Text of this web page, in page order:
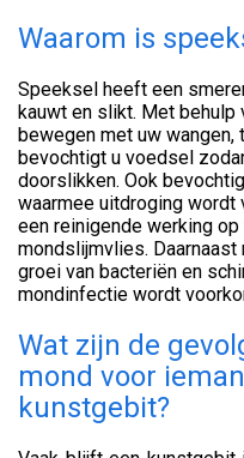
Waarom is
Speeksel heeft een
kauwt en slikt. Met behulp
bewegen met uw
bevochtigt u voedsel
doorslikken. Ook
waarmee uitdroging wordt
een reinigende werking
mondslijmvlies.
groei van bacteriën en
mondinfectie wordt
Wat zijn de
mond voor
kunstgebit?